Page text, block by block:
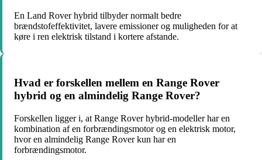
En Land Rover hybrid tilbyder normalt bedre
brændstofeffektivitet, lavere emissioner og muligheden for at
køre i ren elektrisk tilstand i kortere afstande.
Hvad er forskellen mellem en Range Rover
hybrid og en almindelig Range Rover?
Forskellen ligger i, at Range Rover hybrid-modeller har en
kombination af en forbrændingsmotor og en elektrisk motor,
hvor en almindelig Range Rover kun har en
forbrændingsmotor.